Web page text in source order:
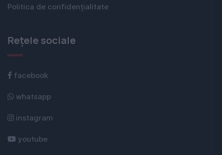
Politica de confidențialitate
Rețele sociale
facebook
whatsapp
instagram
youtube